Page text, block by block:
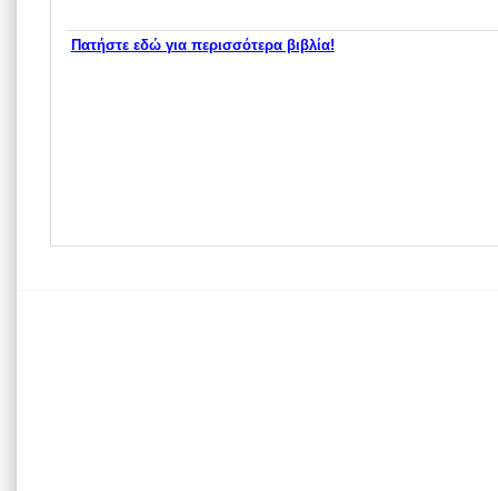
Πατήστε εδώ για περισσότερα βιβλία!